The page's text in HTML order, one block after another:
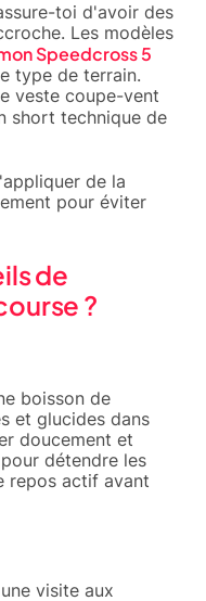
toi d'avoir des
Les modèles
Speedcross 5
type de terrain.
veste coupe-vent
short technique de
de la
pour éviter
de
?
boisson de
et glucides dans
doucement et
détendre les
repos actif avant
visite aux